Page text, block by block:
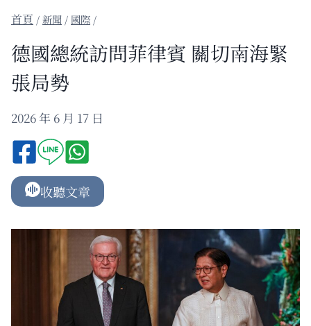
/新聞 / 國際 /
德國總統訪問菲律賓 關切南海緊
張局勢
2026 年 6 月 17 日
收聽文章